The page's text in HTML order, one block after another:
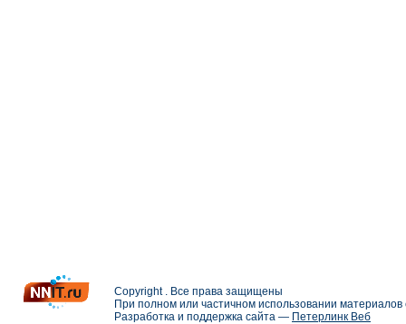
Copyright . Все права защищены
При полном или частичном использовании
Разработка и поддержка сайта — Петерлинк Веб